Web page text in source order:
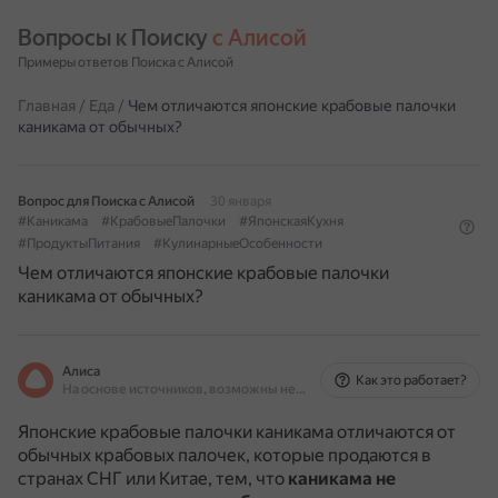
Вопросы к Поиску с Алисой
Примеры ответов Поиска с Алисой
Главная / Еда / Чем отличаются японские крабовые палочки
каникама от обычных?
Вопрос для Поиска с Алисой
30 января
#Каникама
#КрабовыеПалочки
#ЯпонскаяКухня
#ПродуктыПитания
#КулинарныеОсобенности
Чем отличаются японские крабовые палочки
каникама от обычных?
Алиса
На основе источников, возможны неточности
Как это работает?
Японские крабовые палочки каникама отличаются от
обычных крабовых палочек, которые продаются в
странах СНГ или Китае, тем, что каникама не